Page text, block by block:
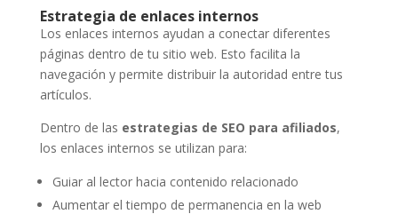
Estrategia de enlaces internos
Los enlaces internos ayudan a conectar diferentes
páginas dentro de tu sitio web. Esto facilita la
navegación y permite distribuir la autoridad entre tus
artículos.
Dentro de las estrategias de SEO para afiliados,
los enlaces internos se utilizan para:
Guiar al lector hacia contenido relacionado
Aumentar el tiempo de permanencia en la web